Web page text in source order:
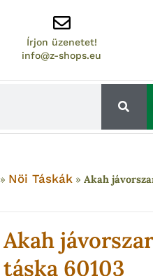
Írjon üzenetet!
info@z-shops.eu
» Nöi Táskák » Akah
Akah
táska 60103